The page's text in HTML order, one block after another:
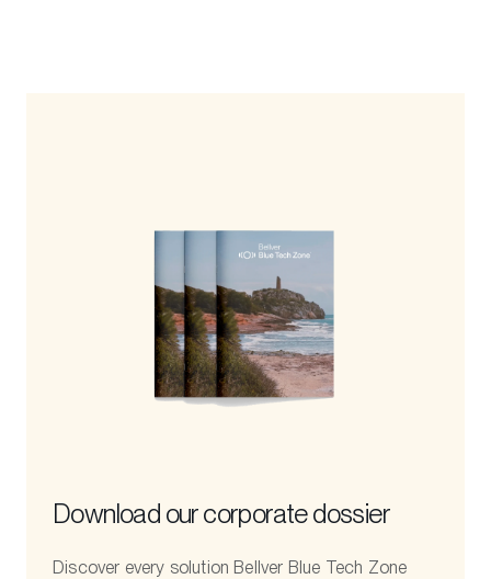
Download our corporate dossier
Discover every solution Bellver Blue Tech Zone